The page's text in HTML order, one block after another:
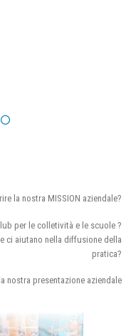
la nostra MISSION aziendale?
per le colletività e le scuole ?
ci aiutano nella diffusione della
pratica?
nostra presentazione aziendale